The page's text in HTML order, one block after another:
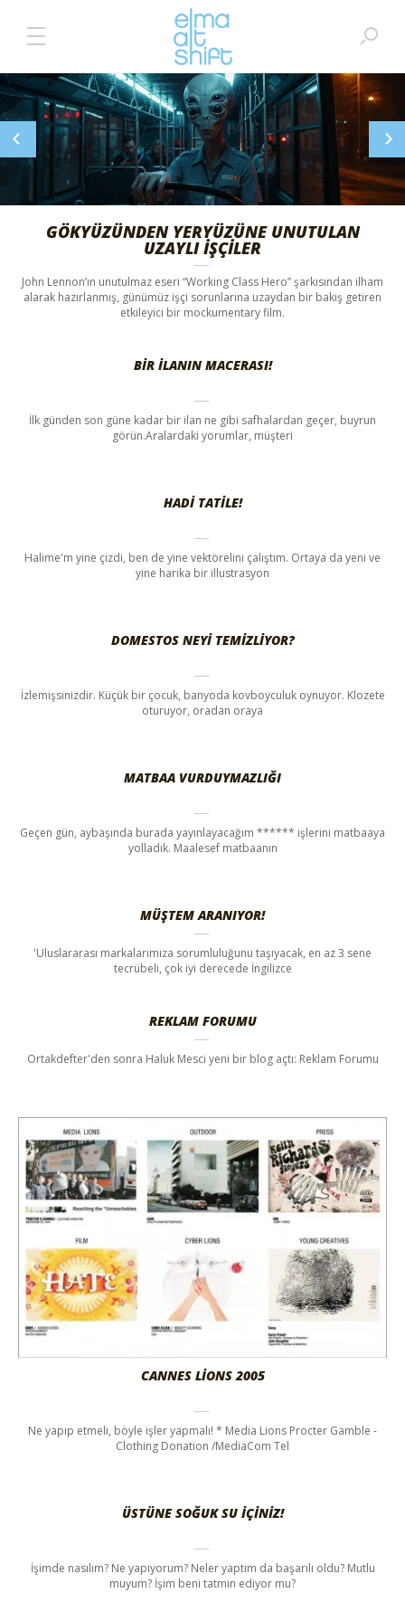
GÖKYÜZÜNDEN YERYÜZÜNE UNUTULAN
UZAYLI İŞÇILER
John Lennon’ın unutulmaz eseri “Working Class Hero” şarkısından ilham
alarak hazırlanmış, günümüz işçi sorunlarına uzaydan bir bakış getiren
etkileyici bir mockumentary film.
BIR ILANIN MACERASI!
İlk günden son güne kadar bir ilan ne gibi safhalardan geçer, buyrun
görün.Aralardaki yorumlar, müşteri
HADI TATILE!
Halime'm yine çizdi, ben de yine vektörelini çalıştım. Ortaya da yeni ve
yine harika bir illustrasyon
DOMESTOS NEYI TEMIZLIYOR?
İzlemişsinizdir. Küçük bir çocuk, banyoda kovboyculuk oynuyor. Klozete
oturuyor, oradan oraya
MATBAA VURDUYMAZLIĞI
Geçen gün, aybaşında burada yayınlayacağım ****** işlerini matbaaya
yolladık. Maalesef matbaanın
MÜŞTEM ARANIYOR!
'Uluslararası markalarımıza sorumluluğunu taşıyacak, en az 3 sene
tecrübeli, çok iyi derecede İngilizce
REKLAM FORUMU
Ortakdefter'den sonra Haluk Mesci yeni bir blog açtı: Reklam Forumu
CANNES LIONS 2005
Ne yapıp etmeli, böyle işler yapmalı! * Media Lions Procter Gamble -
Clothing Donation /MediaCom Tel
ÜSTÜNE SOĞUK SU IÇINIZ!
İşimde nasılım? Ne yapıyorum? Neler yaptım da başarılı oldu? Mutlu
muyum? İşim beni tatmin ediyor mu?